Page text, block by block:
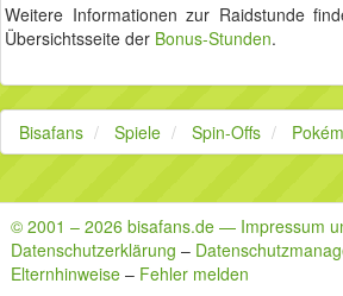
Weitere Informationen zur Raidstunde
Übersichtsseite der Bonus-Stunden.
Bisafans Spiele Spin-Offs
© 2001 – 2026 bisafans.de — Impressum
Datenschutzerklärung –
Elternhinweise – Fehler melden